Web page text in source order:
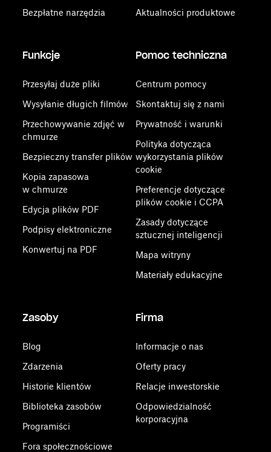
Bezpłatne narzędzia
Aktualności produktowe
Funkcje
Przesyłaj duże pliki
Wysyłanie długich filmów
Przechowywanie zdjęć w
chmurze
Bezpieczny transfer plików
Kopia zapasowa
w chmurze
Edycja plików PDF
Podpisy elektroniczne
Konwertuj na PDF
Pomoc techniczna
Centrum pomocy
Skontaktuj się z nami
Prywatność i warunki
Polityka dotycząca
wykorzystania plików
cookie
Preferencje dotyczące
plików cookie i CCPA
Zasady dotyczące
sztucznej inteligencji
Mapa witryny
Materiały edukacyjne
Zasoby
Blog
Zdarzenia
Historie klientów
Biblioteka zasobów
Programiści
Fora społecznościowe
Firma
Informacje o nas
Oferty pracy
Relacje inwestorskie
Odpowiedzialność
korporacyjna